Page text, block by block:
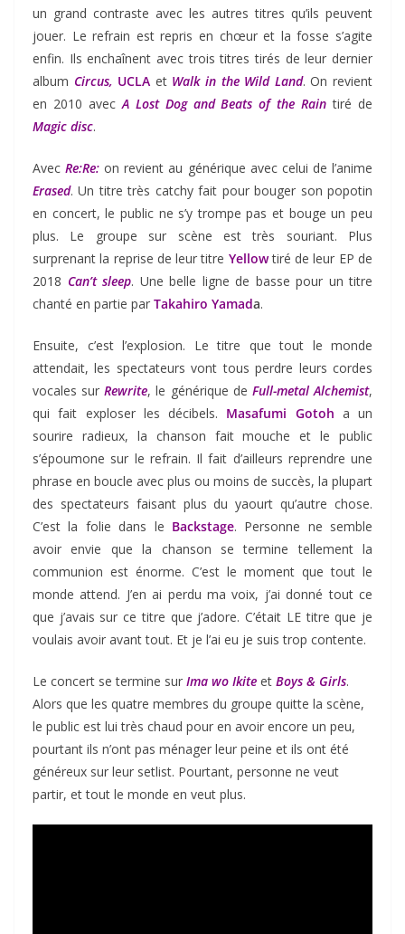
un grand contraste avec les autres titres qu’ils peuvent
jouer. Le refrain est repris en chœur et la fosse s’agite
enfin. Ils enchaînent avec trois titres tirés de leur dernier
album Circus, UCLA et Walk in the Wild Land. On revient
en 2010 avecA Lost Dog and Beats of the Rain tiré de
Magic disc.
Avec Re:Re: on revient au générique avec celui de l’anime
Erased. Un titre très catchy fait pour bouger son popotin
en concert, le public ne s’y trompe pas et bouge un peu
plus. Le groupe sur scène est très souriant. Plus
surprenant la reprise de leur titre Yellowtiré de leur EP de
2018 Can’t sleep. Une belle ligne de basse pour un titre
chanté en partie par Takahiro Yamada.
Ensuite, c’est l’explosion. Le titre que tout le monde
attendait, les spectateurs vont tous perdre leurs cordes
vocales surRewrite, le générique de Full-metal Alchemist,
qui fait exploser les décibels. Masafumi Gotoh a un
sourire radieux, la chanson fait mouche et le public
s’époumone sur le refrain. Il fait d’ailleurs reprendre une
phrase en boucle avec plus ou moins de succès, la plupart
des spectateurs faisant plus du yaourt qu’autre chose.
C’est la folie dans le Backstage. Personne ne semble
avoir envie que la chanson se termine tellement la
communion est énorme. C’est le moment que tout le
monde attend. J’en ai perdu ma voix, j’ai donné tout ce
que j’avais sur ce titre que j’adore. C’était LE titre que je
voulais avoir avant tout. Et je l’ai eu je suis trop contente.
Le concert se termine sur Ima wo Ikite et Boys & Girls.
Alors que les quatre membres du groupe quitte la scène,
le public est lui très chaud pour en avoir encore un peu,
pourtant ils n’ont pas ménager leur peine et ils ont été
généreux sur leur setlist. Pourtant, personne ne veut
partir, et tout le monde en veut plus.